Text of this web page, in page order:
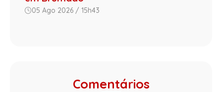
05 Ago 2026 / 15h43
Comentários